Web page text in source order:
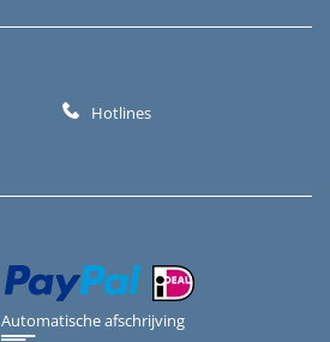
Hotlines
Automatische afschrijving